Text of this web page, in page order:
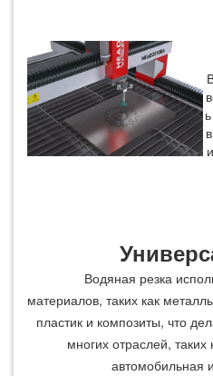
Водяная резка
материалов, таких как
пластик и композиты, что
многих отраслей, таких
автомобильная